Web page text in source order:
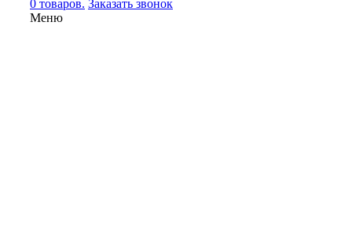
0 товаров. Заказать звонок
Меню